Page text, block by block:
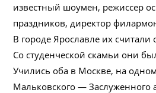
известный шоумен, режиссер
праздников, директор
В городе Ярославле их считали
Со студенческой скамьи они
Учились оба в Москве, на
Мальковского — Заслуженного